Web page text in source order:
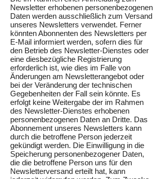
Newsletter erhobenen personenbezogenen
Daten werden ausschließlich zum Versand
unseres Newsletters verwendet. Ferner
könnten Abonnenten des Newsletters per
E-Mail informiert werden, sofern dies für
den Betrieb des Newsletter-Dienstes oder
eine diesbezügliche Registrierung
erforderlich ist, wie dies im Falle von
Änderungen am Newsletterangebot oder
bei der Veränderung der technischen
Gegebenheiten der Fall sein könnte. Es
erfolgt keine Weitergabe der im Rahmen
des Newsletter-Dienstes erhobenen
personenbezogenen Daten an Dritte. Das
Abonnement unseres Newsletters kann
durch die betroffene Person jederzeit
gekündigt werden. Die Einwilligung in die
Speicherung personenbezogener Daten,
die die betroffene Person uns für den
Newsletterversand erteilt hat, kann